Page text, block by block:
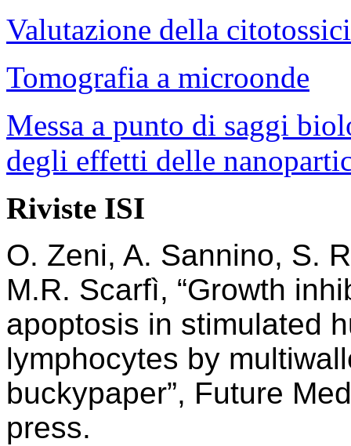
Valutazione della
Tomografia a microonde
Messa a punto di saggi
degli effetti delle
Riviste ISI
O. Zeni, A. Sannino, S.
M.R. Scarfì, “Growth
apoptosis in stimulated
lymphocytes by
buckypaper”, Future
press.